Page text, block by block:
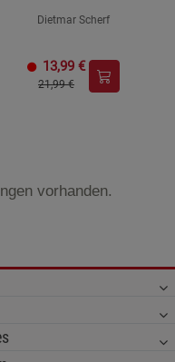
Dietmar Scherf
13,99 €
21,99 €
vorhanden.